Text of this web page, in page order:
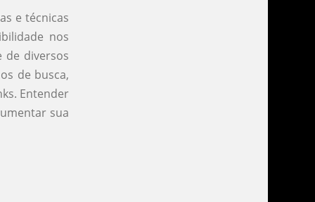
e técnicas
nos
de diversos
de busca,
Entender
sua